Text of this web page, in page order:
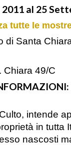
al 25
tutte le
di Santa
Chiara 49/C
intende
in tutta
nascosti